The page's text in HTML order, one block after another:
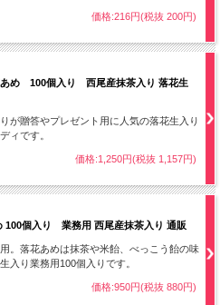
価格:216円(税抜 200円)
め 100個入り 西尾産抹茶入り 落花生
が贈答やプレゼント用に人気の落花生入り
ィです。
価格:1,250円(税抜 1,157円)
100個入り 業務用 西尾産抹茶入り 通販
。落花あめは抹茶や米飴、べっこう飴の味
入り業務用100個入りです。
価格:950円(税抜 880円)